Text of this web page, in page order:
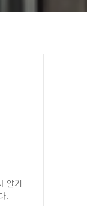
알기
.